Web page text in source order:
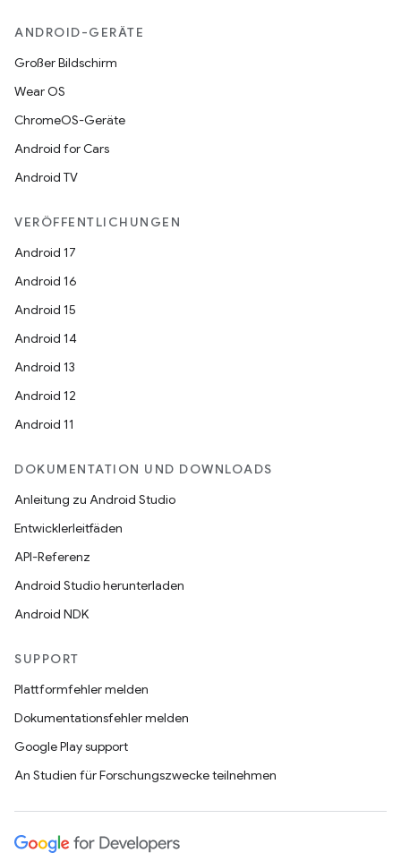
ANDROID-GERÄTE
Großer Bildschirm
Wear OS
ChromeOS-Geräte
Android for Cars
Android TV
VERÖFFENTLICHUNGEN
Android 17
Android 16
Android 15
Android 14
Android 13
Android 12
Android 11
DOKUMENTATION UND DOWNLOADS
Anleitung zu Android Studio
Entwicklerleitfäden
API-Referenz
Android Studio herunterladen
Android NDK
SUPPORT
Plattformfehler melden
Dokumentationsfehler melden
Google Play support
An Studien für Forschungszwecke teilnehmen